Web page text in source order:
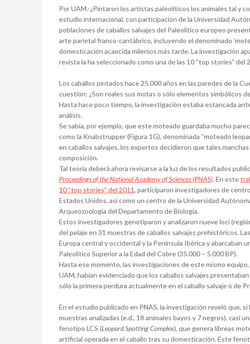
Por UAM.-¿Pintaron los artistas paleolíticos los animales tal y
estudio internacional, con participación de la Universidad
poblaciones de caballos salvajes del Paleolítico europeo
arte parietal franco-cantábrico, incluyendo el denominado
domesticación acaecida milenios más tarde. La investigación
revista la ha seleccionado como una de las 10 “top stories” del
Los caballos pintados hace 25.000 años en las paredes de la
cuestión: ¿Son reales sus motas o sólo elementos simbólicos
Hasta hace poco tiempo, la investigación estaba estancada
análisis.
Se sabía, por ejemplo, que este moteado guardaba mucho
como la Knabstrupper (Figura 1G), denominada “moteado
en caballos salvajes, los expertos decidieron que tales
composición.
Tal teoría deberá ahora revisarse a la luz de los resultados
Proceedings of the National Academy of Sciences (PNAS). En este
10 “top stories” del 2011, participaron investigadores de
Estados Unidos, así como un centro de la Universidad
Arqueozoología del Departamento de Biología.
Estos investigadores genotiparon y analizaron nueve loci
del pelaje en 31 muestras de caballos salvajes prehistóricos.
Europa central y occidental y la Península Ibérica y abarcaban
Paleolítico Superior a la Edad del Cobre (35.000 – 5.000 BP).
Hasta ese momento, las investigaciones de este mismo
UAM, habían evidenciado que los caballos salvajes
sólo la primera perdura actualmente en el caballo salvaje o de
En el estudio publicado en PNAS, la investigación reveló que,
muestras analizadas (e.d., 18 animales bayos y 7 negros), casi
fenotipo LCS (Leopard Spotting Complex), que genera libreas
artificial operada en el caballo tras su domesticación. Este